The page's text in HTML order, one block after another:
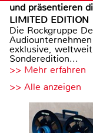
und präsentieren
LIMITED EDITION
Die Rockgruppe
exklusive,
Sonderedition...
>> Mehr erfahren
>> Alle anzeigen